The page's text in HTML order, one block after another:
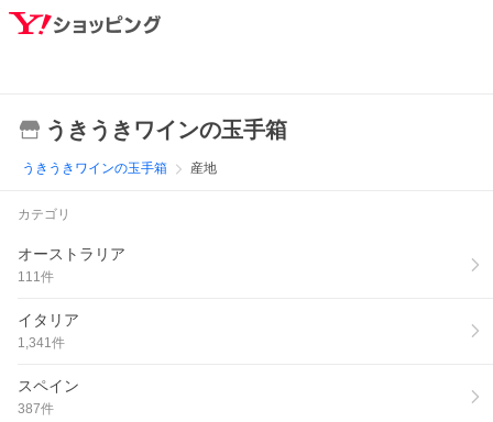
うきうきワインの玉手箱
うきうきワインの玉手箱 産地
カテゴリ
オーストラリア
111件
イタリア
1,341件
スペイン
387件